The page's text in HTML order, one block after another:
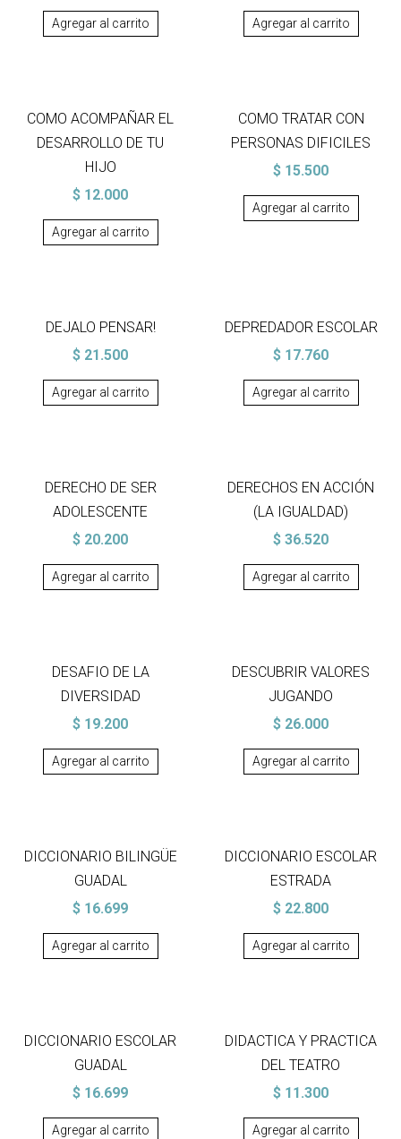
Agregar al carrito Agregar al carrito
COMO ACOMPAÑAR EL
DESARROLLO DE TU
HIJO
$ 12.000
Agregar al carrito
COMO TRATAR CON
PERSONAS DIFICILES
$ 15.500
Agregar al carrito
DEJALO PENSAR!
$ 21.500
Agregar al carrito
DEPREDADOR ESCOLAR
$ 17.760
Agregar al carrito
DERECHO DE SER
ADOLESCENTE
$ 20.200
Agregar al carrito
DERECHOS EN ACCIÓN
(LA IGUALDAD)
$ 36.520
Agregar al carrito
DESAFIO DE LA
DIVERSIDAD
$ 19.200
Agregar al carrito
DESCUBRIR VALORES
JUGANDO
$ 26.000
Agregar al carrito
DICCIONARIO BILINGÜE
GUADAL
$ 16.699
Agregar al carrito
DICCIONARIO ESCOLAR
ESTRADA
$ 22.800
Agregar al carrito
DICCIONARIO ESCOLAR
GUADAL
$ 16.699
Agregar al carrito
DIDACTICA Y PRACTICA
DEL TEATRO
$ 11.300
Agregar al carrito